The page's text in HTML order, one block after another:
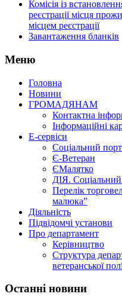
Комісія із
реєстрації місця
місцем реєстрації
Завантаження бланків
Меню
Головна
Новини
ГРОМАДЯНАМ
Контактна
Інформаційні
Е-сервіси
Соціальний
Є-Ветеран
ЄМалятко
ДІЯ. Соціальний
Перелік
малюка”
Діяльність
Підвідомчі установи
Про департамент
Керівництво
Структура
ветеранської
Останні новини